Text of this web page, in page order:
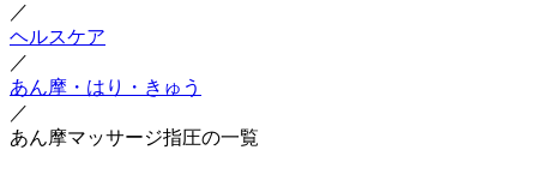
／
ヘルスケア
／
あん摩・はり・きゅう
／
あん摩マッサージ指圧の一覧